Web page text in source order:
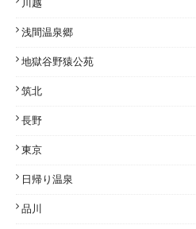
浅間温泉郷
地獄谷野猿公苑
筑北
長野
東京
日帰り温泉
品川